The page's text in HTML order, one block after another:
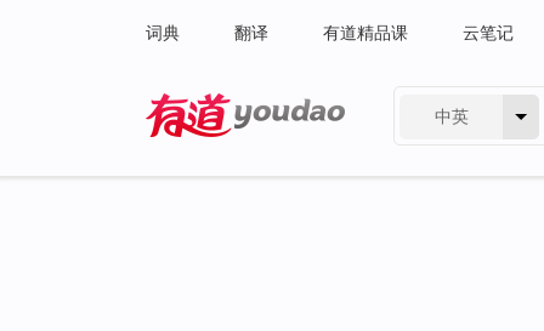
词典 翻译 有道精品课 云笔记
中英